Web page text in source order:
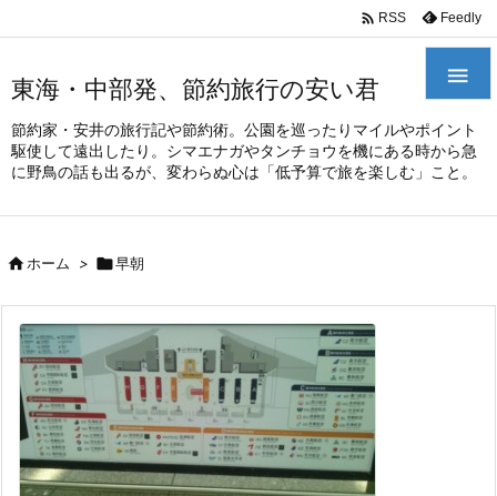
東海・中部発、節約旅行の安い君
節約家・安井の旅行記や節約術。公園を巡ったりマイルやポイント
駆使して遠出したり。シマエナガやタンチョウを機にある時から急
に野鳥の話も出るが、変わらぬ心は「低予算で旅を楽しむ」こと。

 RSS Feedly
ホーム > 早朝